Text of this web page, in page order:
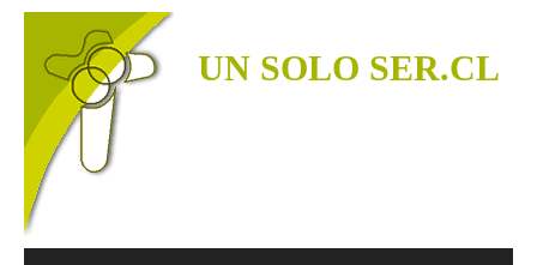
Skip
content
UN SOLO SER.CL